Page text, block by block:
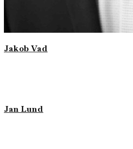
Jakob Vad
Jan Lund